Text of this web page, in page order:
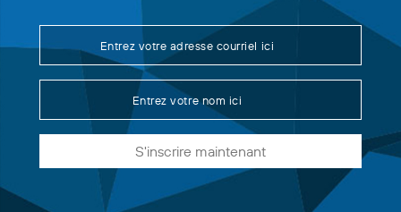
S'inscrire maintenant